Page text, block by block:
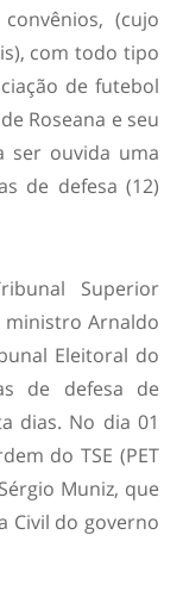
(cujo
com todo tipo
de futebol
Roseana e seu
ser ouvida uma
de defesa (12)
Superior
ministro Arnaldo
Eleitoral do
de defesa de
dias. No dia 01
do TSE (PET
Muniz, que
Civil do governo